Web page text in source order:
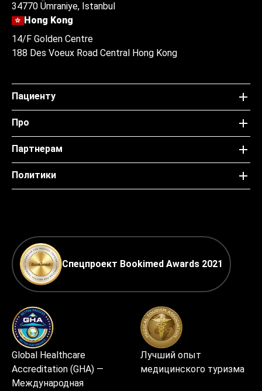
34770 Ümraniye, Istanbul
Hong Kong
14/F Golden Centre
188 Des Voeux Road Central Hong Kong
Пациенту
Про
Партнерам
Политики
Спецпроект Bookimed Awards 2021
Global Healthcare
Accreditation (GHA) —
Международная
Лучший опыт
медицинского туризма